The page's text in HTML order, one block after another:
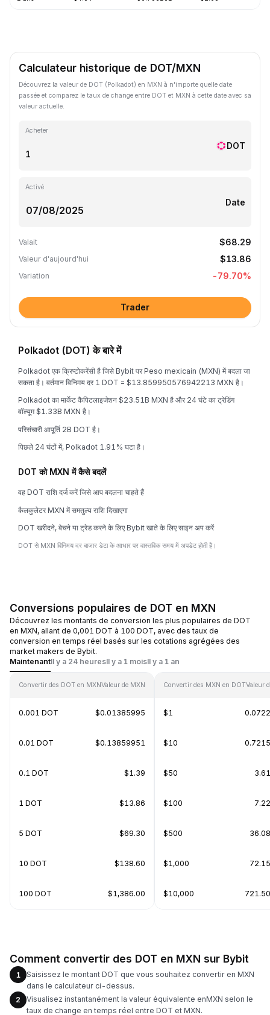
Calculateur historique de DOT/MXN
Découvrez la valeur de DOT (Polkadot) en MXN à n'importe quelle date
passée et comparez le taux de change entre DOT et MXN à cette date avec sa
valeur actuelle.
Acheter
DOT
Activé
Date
Valait $68.29
Valeur d'aujourd'hui $13.86
Variation -79.70%
Trader
Polkadot (DOT) के बारे में
Polkadot एक क्रिप्टोकरेंसी है जिसे Bybit पर Peso mexicain (MXN) में बदला जा
सकता है। वर्तमान विनिमय दर 1 DOT = $13.859950576942213 MXN है।
Polkadot का मार्केट कैपिटलाइजेशन $23.51B MXN है और 24 घंटे का ट्रेडिंग
वॉल्यूम $1.33B MXN है।
परिसंचारी आपूर्ति 2B DOT है।
पिछले 24 घंटों में, Polkadot 1.91% घटा है।
DOT को MXN में कैसे बदलें
वह DOT राशि दर्ज करें जिसे आप बदलना चाहते हैं
कैलकुलेटर MXN में समतुल्य राशि दिखाएगा
DOT खरीदने, बेचने या ट्रेड करने के लिए Bybit खाते के लिए साइन अप करें
DOT से MXN विनिमय दर बाजार डेटा के आधार पर वास्तविक समय में अपडेट होती है।
Conversions populaires de DOT en MXN
Découvrez les montants de conversion les plus populaires de DOT
en MXN, allant de 0,001 DOT à 100 DOT, avec des taux de
conversion en temps réel basés sur les cotations agrégées des
market makers de Bybit.
MaintenantIl y a 24 heuresIl y a 1 moisIl y a 1 an
Convertir des DOT en MXNValeur de MXN
0.001 DOT $0.01385995
0.01 DOT $0.13859951
0.1 DOT $1.39
1 DOT $13.86
5 DOT $69.30
10 DOT $138.60
100 DOT $1,386.00
Convertir des MXN en DOTValeur
$1
$10
$50
$100
$500
$1,000
$10,000
Comment convertir des DOT en MXN sur Bybit
1
Saisissez le montant DOT que vous souhaitez convertir en MXN
dans le calculateur ci-dessus.
2
Visualisez instantanément la valeur équivalente enMXN selon le
taux de change en temps réel entre DOT et MXN.